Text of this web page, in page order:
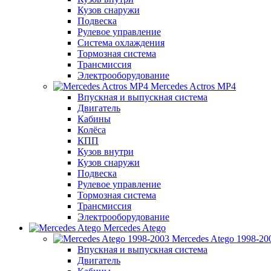
Кузов снаружи
Подвеска
Рулевое управление
Система охлаждения
Тормозная система
Трансмиссия
Электрооборудование
Mercedes Actros MP4
Впускная и выпускная система
Двигатель
Кабины
Колёса
КПП
Кузов внутри
Кузов снаружи
Подвеска
Рулевое управление
Тормозная система
Трансмиссия
Электрооборудование
Mercedes Atego
Mercedes Atego 1998-
Впускная и выпускная система
Двигатель